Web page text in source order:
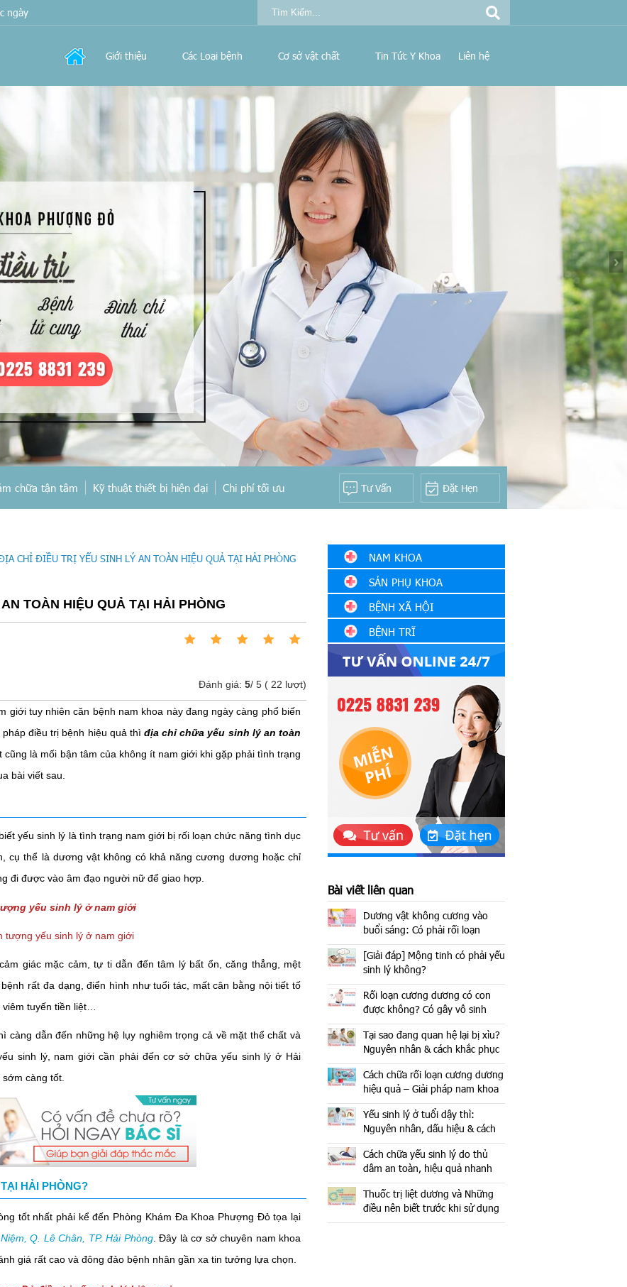
ngày
Liên hệ
Tin Tức Y Khoa
Cơ sở vật chất
Các Loại bệnh
Giới thiệu
chữa tận tâm Kỹ thuật thiết bị hiện đại Chi phí tối ưu Tư Vấn Đặt Hẹn
CHỈ ĐIỀU TRỊ YẾU SINH LÝ AN TOÀN HIỆU QUẢ TẠI HẢI PHÒNG
TOÀN HIỆU QUẢ TẠI HẢI PHÒNG
Đánh giá: 5/ 5 ( 22 lượt)
tuy nhiên căn bệnh nam khoa này đang ngày càng phổ biến
pháp điều trị bệnh hiệu quả thìđịa chỉ chữa yếu sinh lý an toàn
cũng là mối bận tâm của không ít nam giới khi gặp phải tình trạng
bài viết sau.
yếu sinh lý là tình trạng nam giới bị rối loạn chức năng tình dục
cụ thể là dương vật không có khả năng cương dương hoặc chỉ
đi được vào âm đạo người nữ để giao hợp.
tượng yếu sinh lý ở nam giới
giác mặc cảm, tự ti dẫn đến tâm lý bất ổn, căng thẳng, mệt
rất đa dạng, điển hình như tuổi tác, mất cân bằng nội tiết tố
viêm tuyến tiền liệt…
dẫn đến những hệ lụy nghiêm trọng cả về mặt thể chất và
sinh lý, nam giới cần phải đến cơ sở chữa yếu sinh lý ở Hải
càng tốt.
HẢI PHÒNG?
tốt nhất phải kể đến Phòng Khám Đa Khoa Phượng Đỏ tọa lại
Q. Lê Chân, TP. Hải Phòng. Đây là cơ sở chuyên nam khoa
giá rất cao và đông đảo bệnh nhân gần xa tin tưởng lựa chọn.
NAM KHOA
Bao Quy Đầu
Bệnh lý tinh hoàn
Yếu sinh lý
Bệnh tuyến tiền liệt
Viêm đường tiết niệu
Rối loạn xuất tinh
Viêm bao quy đầu
Cắt bao quy đầu
Địa Chỉ Khám Bệnh
SẢN PHỤ KHOA
BỆNH XÃ HỘI
BỆNH TRĨ
Bệnh trĩ nội
Trĩ hỗn hợp
Apxe hậu môn
Polyp hậu môn
Rò hậu môn
Bài viết liên quan
Dương vật không cương vào
buổi sáng: Có phải rối loạn
cương dương?
[Giải đáp] Mộng tinh có phải yếu
sinh lý không?
Rối loạn cương dương có con
được không? Có gây vô sinh
không?
Tại sao đang quan hệ lại bị xìu?
Nguyên nhân & cách khắc phục
hiệu quả
Cách chữa rối loạn cương dương
hiệu quả – Giải pháp nam khoa
an toàn
Yếu sinh lý ở tuổi dậy thì:
Nguyên nhân, dấu hiệu & cách
cải thiện an toàn
Cách chữa yếu sinh lý do thủ
dâm an toàn, hiệu quả nhanh
chóng
Thuốc trị liệt dương và Những
điều nên biết trước khi sử dụng